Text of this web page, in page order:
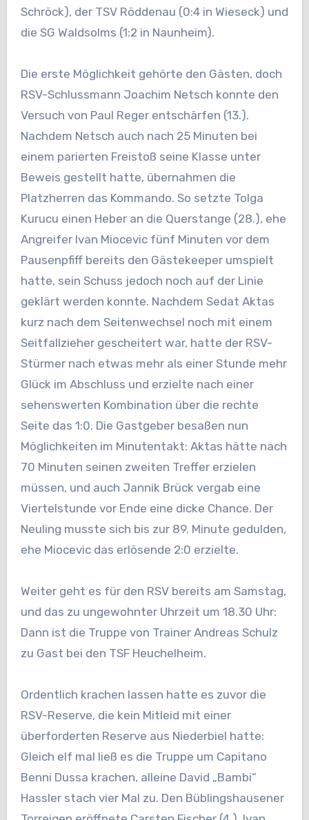
Schröck), der TSV Röddenau (0:4 in Wieseck) und
die SG Waldsolms (1:2 in Naunheim).
Die erste Möglichkeit gehörte den Gästen, doch
RSV-Schlussmann Joachim Netsch konnte den
Versuch von Paul Reger entschärfen (13.).
Nachdem Netsch auch nach 25 Minuten bei
einem parierten Freistoß seine Klasse unter
Beweis gestellt hatte, übernahmen die
Platzherren das Kommando. So setzte Tolga
Kurucu einen Heber an die Querstange (28.), ehe
Angreifer Ivan Miocevic fünf Minuten vor dem
Pausenpfiff bereits den Gästekeeper umspielt
hatte, sein Schuss jedoch noch auf der Linie
geklärt werden konnte. Nachdem Sedat Aktas
kurz nach dem Seitenwechsel noch mit einem
Seitfallzieher gescheitert war, hatte der RSV-
Stürmer nach etwas mehr als einer Stunde mehr
Glück im Abschluss und erzielte nach einer
sehenswerten Kombination über die rechte
Seite das 1:0. Die Gastgeber besaßen nun
Möglichkeiten im Minutentakt: Aktas hätte nach
70 Minuten seinen zweiten Treffer erzielen
müssen, und auch Jannik Brück vergab eine
Viertelstunde vor Ende eine dicke Chance. Der
Neuling musste sich bis zur 89. Minute gedulden,
ehe Miocevic das erlösende 2:0 erzielte.
Weiter geht es für den RSV bereits am Samstag,
und das zu ungewohnter Uhrzeit um 18.30 Uhr:
Dann ist die Truppe von Trainer Andreas Schulz
zu Gast bei den TSF Heuchelheim.
Ordentlich krachen lassen hatte es zuvor die
RSV-Reserve, die kein Mitleid mit einer
überforderten Reserve aus Niederbiel hatte:
Gleich elf mal ließ es die Truppe um Capitano
Benni Dussa krachen, alleine David „Bambi“
Hassler stach vier Mal zu. Den Büblingshausener